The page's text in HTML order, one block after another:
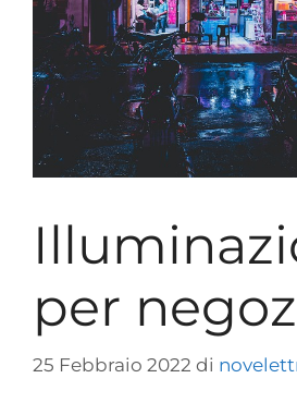
per
25 Febbraio 2022 di